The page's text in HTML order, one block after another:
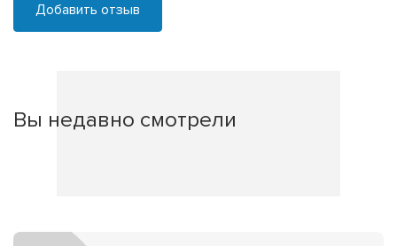
Добавить отзыв
Вы недавно смотрели